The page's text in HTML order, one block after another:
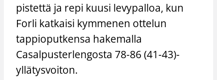
pistettä ja repi kuusi levypalloa, kun
Forli katkaisi kymmenen ottelun
tappioputkensa hakemalla
Casalpusterlengosta 78-86 (41-43)-
yllätysvoiton.